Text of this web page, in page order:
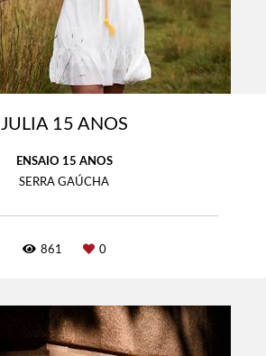
JULIA 15 ANOS
ENSAIO 15 ANOS
SERRA GAÚCHA
861 0